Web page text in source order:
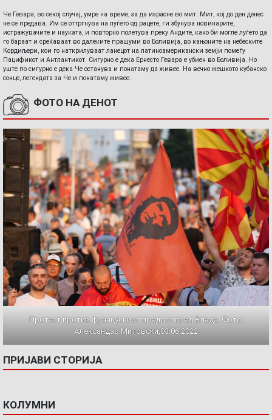
Че Гевара, во секој случај, умре на време, за да израсне во мит. Мит, кој до ден денес
не се предава. Им се оттргнува на луѓето од рацете, ги збунува новинарите,
истражувачите и науката, и повторно полетува преку Андите, како би могле луѓето да
го бараат и среќаваат во далеките прашуми во Боливија, во кањоните на небеските
Кордиљери, кои го наткрилуваат ланецот на латиноамерикански земји помеѓу
Пацификот и Антлантикот. Сигурно е дека Ернесто Гевара е убиен во Боливија. Но
уште по сигурно е дека Че останува и понатаму да живее. На вечно жешкото кубанско
сонце, легендата за Че и понатаму живее.
ФОТО НА ДЕНОТ
Протест против францускиот предлог пред Влада. Фото:
Александар Митовски,03.06.2022
ПРИЈАВИ СТОРИЈА
КОЛУМНИ